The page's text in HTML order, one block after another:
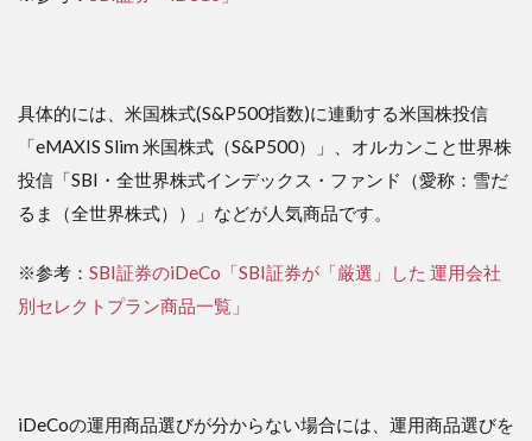
具体的には、米国株式(S&P500指数)に連動する米国株投信
「eMAXIS Slim 米国株式（S&P500）」、オルカンこと世界株
投信「SBI・全世界株式インデックス・ファンド（愛称：雪だ
るま（全世界株式））」などが人気商品です。
※参考： SBI証券のiDeCo「SBI証券が「厳選」した 運用会社
別セレクトプラン商品一覧」
iDeCoの運用商品選びが分からない場合には、運用商品選びを